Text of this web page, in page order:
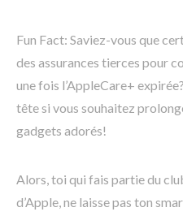
Fun Fact: Saviez-vous que
des assurances tierces pour
une fois l’AppleCare+
tête si vous souhaitez
gadgets adorés!
Alors, toi qui fais partie du
d’Apple, ne laisse pas ton